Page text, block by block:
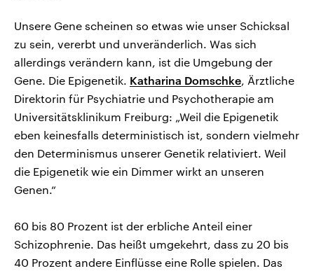
Unsere Gene scheinen so etwas wie unser Schicksal
zu sein, vererbt und unveränderlich. Was sich
allerdings verändern kann, ist die Umgebung der
Gene. Die Epigenetik. Katharina Domschke , Ärztliche
Direktorin für Psychiatrie und Psychotherapie am
Universitätsklinikum Freiburg: „Weil die Epigenetik
eben keinesfalls deterministisch ist, sondern vielmehr
den Determinismus unserer Genetik relativiert. Weil
die Epigenetik wie ein Dimmer wirkt an unseren
Genen.“
60 bis 80 Prozent ist der erbliche Anteil einer
Schizophrenie. Das heißt umgekehrt, dass zu 20 bis
40 Prozent andere Einflüsse eine Rolle spielen. Das